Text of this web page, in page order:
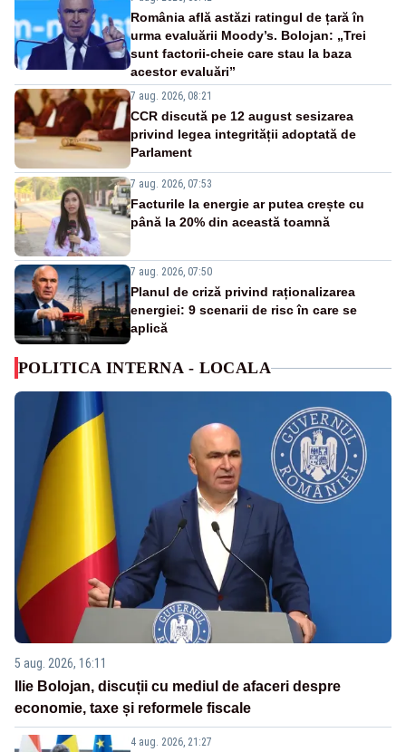
România află astăzi ratingul de țară în
urma evaluării Moody’s. Bolojan: „Trei
sunt factorii-cheie care stau la baza
acestor evaluări”
7 aug. 2026, 08:21
CCR discută pe 12 august sesizarea
privind legea integrității adoptată de
Parlament
7 aug. 2026, 07:53
Facturile la energie ar putea crește cu
până la 20% din această toamnă
7 aug. 2026, 07:50
Planul de criză privind raționalizarea
energiei: 9 scenarii de risc în care se
aplică
POLITICA INTERNA - LOCALA
5 aug. 2026, 16:11
Ilie Bolojan, discuții cu mediul de afaceri despre
economie, taxe și reformele fiscale
4 aug. 2026, 21:27